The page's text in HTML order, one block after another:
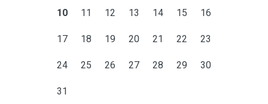
10 11 12 13 14 15 16
17 18 19 20 21 22 23
24 25 26 27 28 29 30
31